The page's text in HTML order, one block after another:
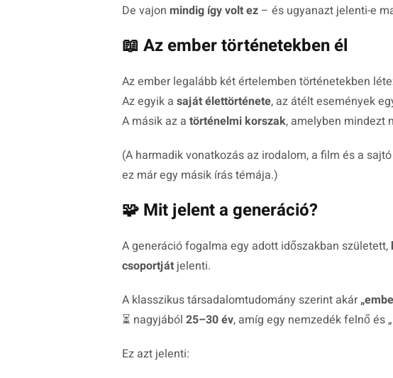
De vajon mindig így volt ez – és ugyanazt jelenti-e
📖 Az ember történetekben él
Az ember legalább két értelemben történetekben
Az egyik a saját élettörténete, az átélt események
A másik az a történelmi korszak, amelyben mindezt
(A harmadik vonatkozás az irodalom, a film és a
ez már egy másik írás témája.)
🧩 Mit jelent a generáció?
A generáció fogalma egy adott időszakban született,
csoportját jelenti.
A klasszikus társadalomtudomány szerint akár
⏳ nagyjából 25–30 év, amíg egy nemzedék felnő és
Ez azt jelenti: